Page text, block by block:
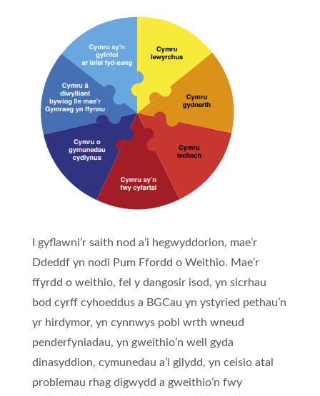
I gyflawni’r saith nod a’i hegwyddorion, mae’r
Ddeddf yn nodi Pum Ffordd o Weithio. Mae’r
ffyrdd o weithio, fel y dangosir isod, yn sicrhau
bod cyrff cyhoeddus a BGCau yn ystyried pethau’n
yr hirdymor, yn cynnwys pobl wrth wneud
penderfyniadau, yn gweithio’n well gyda
dinasyddion, cymunedau a’i gilydd, yn ceisio atal
problemau rhag digwydd a gweithio’n fwy